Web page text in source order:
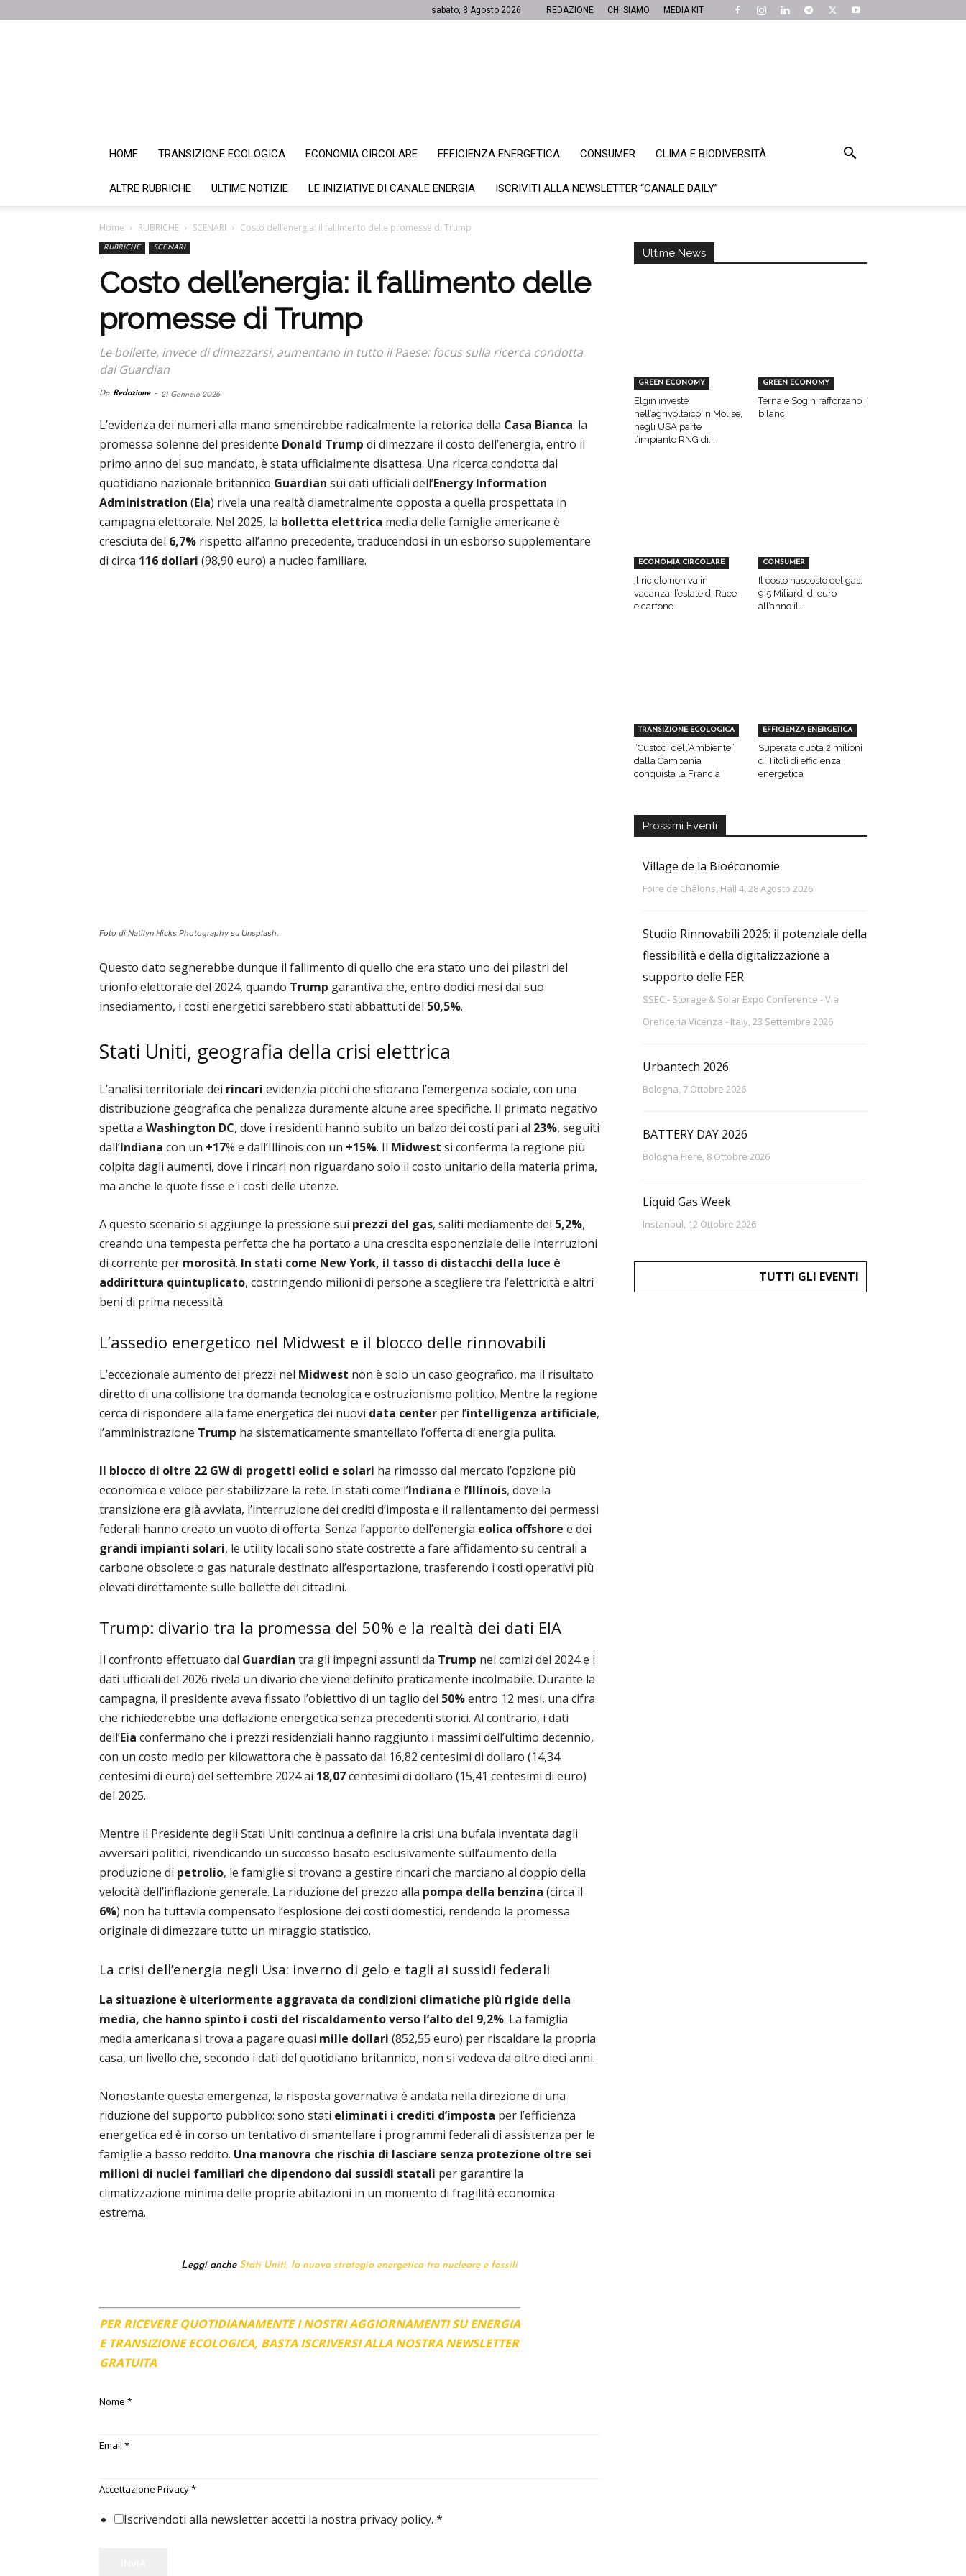
sabato, 8 Agosto 2026 REDAZIONE CHI SIAMO MEDIA KIT
HOME TRANSIZIONE ECOLOGICA ECONOMIA CIRCOLARE EFFICIENZA ENERGETICA CONSUMER CLIMA E BIODIVERSITÀ
ALTRE RUBRICHE ULTIME NOTIZIE LE INIZIATIVE DI CANALE ENERGIA ISCRIVITI ALLA NEWSLETTER “CANALE DAILY”
Home RUBRICHE SCENARI Costo dell’energia: il fallimento delle promesse di Trump
RUBRICHE SCENARI
Costo dell’energia: il fallimento delle
promesse di Trump
Le bollette, invece di dimezzarsi, aumentano in tutto il Paese: focus sulla ricerca condotta
dal Guardian
Da Redazione - 21 Gennaio 2026
L’evidenza dei numeri alla mano smentirebbe radicalmente la retorica della Casa Bianca: la
promessa solenne del presidente Donald Trump di dimezzare il costo dell’energia, entro il
primo anno del suo mandato, è stata ufficialmente disattesa. Una ricerca condotta dal
quotidiano nazionale britannico Guardian sui dati ufficiali dell’Energy Information
Administration (Eia) rivela una realtà diametralmente opposta a quella prospettata in
campagna elettorale. Nel 2025, la bolletta elettrica media delle famiglie americane è
cresciuta del 6,7% rispetto all’anno precedente, traducendosi in un esborso supplementare
di circa 116 dollari (98,90 euro) a nucleo familiare.
Foto di Natilyn Hicks Photography su Unsplash.
Questo dato segnerebbe dunque il fallimento di quello che era stato uno dei pilastri del
trionfo elettorale del 2024, quando Trump garantiva che, entro dodici mesi dal suo
insediamento, i costi energetici sarebbero stati abbattuti del 50,5%.
Stati Uniti, geografia della crisi elettrica
L’analisi territoriale dei rincari evidenzia picchi che sfiorano l’emergenza sociale, con una
distribuzione geografica che penalizza duramente alcune aree specifiche. Il primato negativo
spetta a Washington DC, dove i residenti hanno subito un balzo dei costi pari al 23%, seguiti
dall’Indiana con un +17% e dall’Illinois con un +15%. Il Midwest si conferma la regione più
colpita dagli aumenti, dove i rincari non riguardano solo il costo unitario della materia prima,
ma anche le quote fisse e i costi delle utenze.
A questo scenario si aggiunge la pressione sui prezzi del gas, saliti mediamente del 5,2%,
creando una tempesta perfetta che ha portato a una crescita esponenziale delle interruzioni
di corrente per morosità. In stati come New York, il tasso di distacchi della luce è
addirittura quintuplicato, costringendo milioni di persone a scegliere tra l’elettricità e altri
beni di prima necessità.
L’assedio energetico nel Midwest e il blocco delle rinnovabili
L’eccezionale aumento dei prezzi nel Midwest non è solo un caso geografico, ma il risultato
diretto di una collisione tra domanda tecnologica e ostruzionismo politico. Mentre la regione
cerca di rispondere alla fame energetica dei nuovi data center per l’intelligenza artificiale,
l’amministrazione Trump ha sistematicamente smantellato l’offerta di energia pulita.
Il blocco di oltre 22 GW di progetti eolici e solari ha rimosso dal mercato l’opzione più
economica e veloce per stabilizzare la rete. In stati come l’Indiana e l’Illinois, dove la
transizione era già avviata, l’interruzione dei crediti d’imposta e il rallentamento dei permessi
federali hanno creato un vuoto di offerta. Senza l’apporto dell’energia eolica offshore e dei
grandi impianti solari, le utility locali sono state costrette a fare affidamento su centrali a
carbone obsolete o gas naturale destinato all’esportazione, trasferendo i costi operativi più
elevati direttamente sulle bollette dei cittadini.
Trump: divario tra la promessa del 50% e la realtà dei dati EIA
Il confronto effettuato dal Guardian tra gli impegni assunti da Trump nei comizi del 2024 e i
dati ufficiali del 2026 rivela un divario che viene definito praticamente incolmabile. Durante la
campagna, il presidente aveva fissato l’obiettivo di un taglio del 50%entro 12 mesi, una cifra
che richiederebbe una deflazione energetica senza precedenti storici. Al contrario, i dati
dell’Eia confermano che i prezzi residenziali hanno raggiunto i massimi dell’ultimo decennio,
con un costo medio per kilowattora che è passato dai 16,82 centesimi di dollaro (14,34
centesimi di euro) del settembre 2024 ai 18,07centesimi di dollaro (15,41 centesimi di euro)
del 2025.
Mentre il Presidente degli Stati Uniti continua a definire la crisi una bufala inventata dagli
avversari politici, rivendicando un successo basato esclusivamente sull’aumento della
produzione di petrolio, le famiglie si trovano a gestire rincari che marciano al doppio della
velocità dell’inflazione generale. La riduzione del prezzo alla pompa della benzina (circa il
6%) non ha tuttavia compensato l’esplosione dei costi domestici, rendendo la promessa
originale di dimezzare tutto un miraggio statistico.
La crisi dell’energia negli Usa: inverno di gelo e tagli ai sussidi federali
La situazione è ulteriormente aggravata da condizioni climatiche più rigide della
media, che hanno spinto i costi del riscaldamento verso l’alto del 9,2%. La famiglia
media americana si trova a pagare quasi mille dollari (852,55 euro) per riscaldare la propria
casa, un livello che, secondo i dati del quotidiano britannico, non si vedeva da oltre dieci anni.
Nonostante questa emergenza, la risposta governativa è andata nella direzione di una
riduzione del supporto pubblico: sono stati eliminati i crediti d’imposta per l’efficienza
energetica ed è in corso un tentativo di smantellare i programmi federali di assistenza per le
famiglie a basso reddito. Una manovra che rischia di lasciare senza protezione oltre sei
milioni di nuclei familiari che dipendono dai sussidi statali per garantire la
climatizzazione minima delle proprie abitazioni in un momento di fragilità economica
estrema.
Leggi anche Stati Uniti, la nuova strategia energetica tra nucleare e fossili
PER RICEVERE QUOTIDIANAMENTE I NOSTRI AGGIORNAMENTI SU ENERGIA
E TRANSIZIONE ECOLOGICA, BASTA ISCRIVERSI ALLA NOSTRA NEWSLETTER
GRATUITA
Nome *
Email *
Accettazione Privacy*
Iscrivendoti alla newsletter accetti la nostra privacy policy. *
Ultime News
GREEN ECONOMY
Elgin investe
nell’agrivoltaico in Molise,
negli USA parte
l’impianto RNG di...
GREEN ECONOMY
Terna e Sogin rafforzano i
bilanci
ECONOMIA CIRCOLARE
Il riciclo non va in
vacanza, l’estate di Raee
e cartone
CONSUMER
Il costo nascosto del gas:
9,5 Miliardi di euro
all’anno il...
TRANSIZIONE ECOLOGICA
“Custodi dell’Ambiente”
dalla Campania
conquista la Francia
EFFICIENZA ENERGETICA
Superata quota 2 milioni
di Titoli di efficienza
energetica
Prossimi Eventi
Village de la Bioéconomie
Foire de Châlons, Hall 4, 28 Agosto 2026
Studio Rinnovabili 2026: il potenziale della
flessibilità e della digitalizzazione a
supporto delle FER
SSEC - Storage & Solar Expo Conference - Via
Oreficeria Vicenza - Italy, 23 Settembre 2026
Urbantech 2026
Bologna, 7 Ottobre 2026
BATTERY DAY 2026
Bologna Fiere, 8 Ottobre 2026
Liquid Gas Week
Instanbul, 12 Ottobre 2026
TUTTI GLI EVENTI